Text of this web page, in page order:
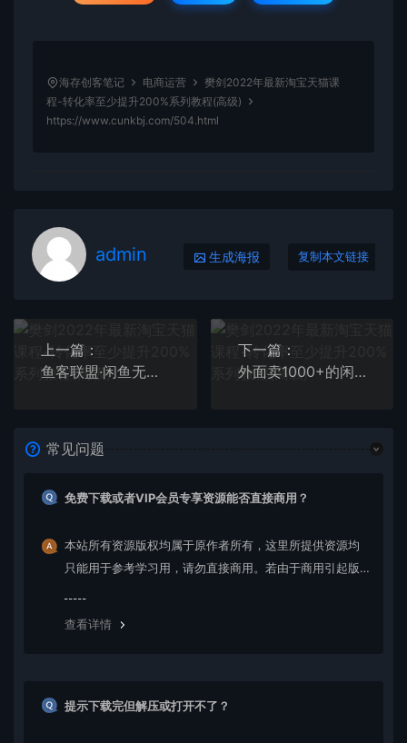
海存创客笔记 电商运营
樊剑2022年最新淘宝天猫课
程-转化率至少提升200%系列教程(高级)
https://www.cunkbj.com/504.html
admin 生成海报 复制本文链接
上一篇：
鱼客联盟·闲鱼无货源运营方案，听了就能上手的电商运营千货
下一篇：
外面卖1000+的闲鱼精品：拼多多砍价项目，一个号一天纯赚40+适合新手0门槛
常见问题
免费下载或者VIP会员专享资源能否直接商用？
本站所有资源版权均属于原作者所有，这里所提供资源均
只能用于参考学习用，请勿直接商用。若由于商用引起版
查看详情
提示下载完但解压或打开不了？